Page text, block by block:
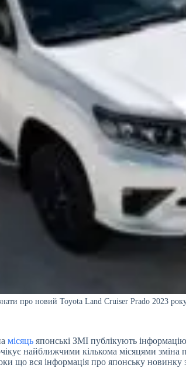
про новий Toyota Land Cruiser Prado 2023
місяць японські ЗМІ публікують
найближчими кількома місяцями зміна
що вся інформація про японську новинку